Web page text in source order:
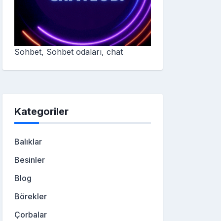
Sohbet, Sohbet odaları, chat
Kategoriler
Balıklar
Besinler
Blog
Börekler
Çorbalar